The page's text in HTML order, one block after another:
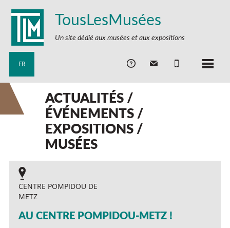
TousLesMusées
Un site dédié aux musées et aux expositions
FR
ACTUALITÉS /
ÉVÉNEMENTS /
EXPOSITIONS /
MUSÉES
CENTRE POMPIDOU DE
METZ
AU CENTRE POMPIDOU-METZ !